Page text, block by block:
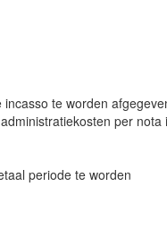
te worden
per nota
periode te worden